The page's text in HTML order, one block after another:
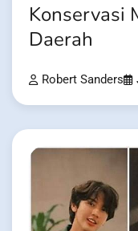
Konservasi
Daerah
Robert Sanders